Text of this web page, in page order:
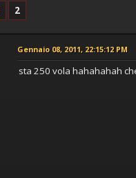
2
Gennaio 08, 2011, 22:15:12 PM
sta 250 vola hahahahah